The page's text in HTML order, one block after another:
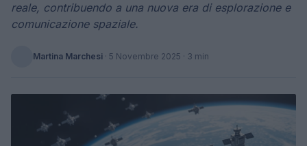
reale, contribuendo a una nuova era di esplorazione e
comunicazione spaziale.
Martina Marchesi · 5 Novembre 2025 · 3 min